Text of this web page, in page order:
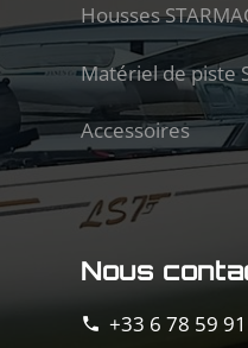
Housses
Matériel de piste
Accessoires
Nous
phone +33 6 78 59